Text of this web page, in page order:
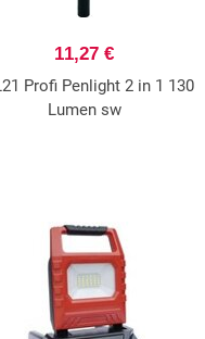
11,27 €
Profi Penlight 2 in 1 130
Lumen sw